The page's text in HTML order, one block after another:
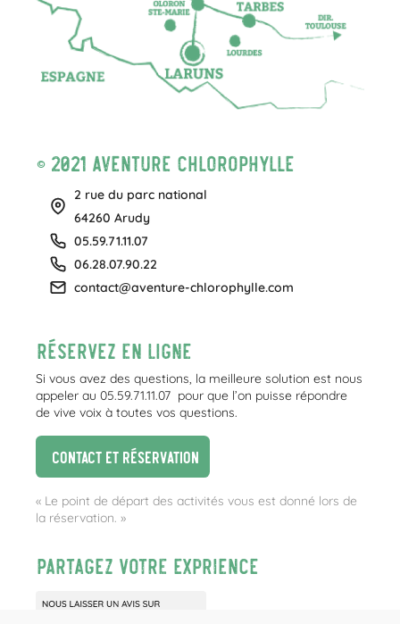
© 2021 Aventure Chlorophylle
2 rue du parc national
64260 Arudy
05.59.71.11.07
06.28.07.90.22
contact@aventure-chlorophylle.com
Réservez en ligne
Si vous avez des questions, la meilleure solution est nous
appeler au 05.59.71.11.07 pour que l’on puisse répondre
de vive voix à toutes vos questions.
Contact et réservation
« Le point de départ des activités vous est donné lors de
la réservation. »
Partagez votre exprience